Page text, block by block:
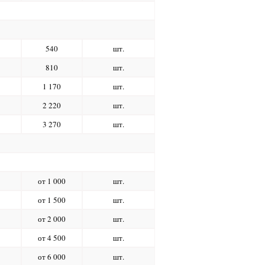
540
шт.
810
шт.
1 170
шт.
2 220
шт.
3 270
шт.
от 1 000
шт.
от 1 500
шт.
от 2 000
шт.
от 4 500
шт.
от 6 000 шт.